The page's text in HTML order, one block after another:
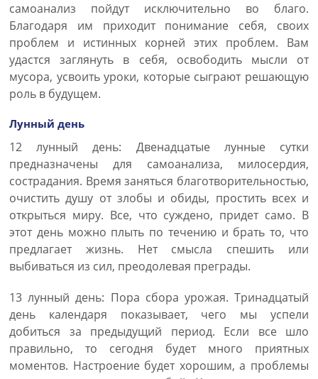
самоанализ пойдут исключительно во благо.
Благодаря им приходит понимание себя, своих
проблем и истинных корней этих проблем. Вам
удастся заглянуть в себя, освободить мысли от
мусора, усвоить уроки, которые сыграют решающую
роль в будущем.
Лунный день
12 лунный день: Двенадцатые лунные сутки
предназначены для самоанализа, милосердия,
сострадания. Время заняться благотворительностью,
очистить душу от злобы и обиды, простить всех и
открыться миру. Все, что суждено, придет само. В
этот день можно плыть по течению и брать то, что
предлагает жизнь. Нет смысла спешить или
выбиваться из сил, преодолевая преграды.
13 лунный день: Пора сбора урожая. Тринадцатый
день календаря показывает, чего мы успели
добиться за предыдущий период. Если все шло
правильно, то сегодня будет много приятных
моментов. Настроение будет хорошим, а проблемы